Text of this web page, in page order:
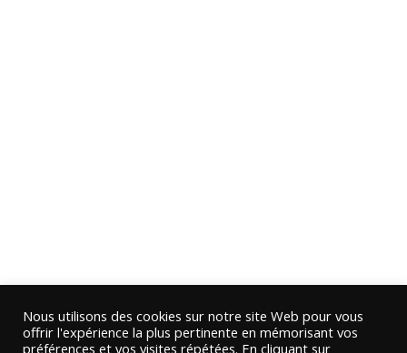
Nous utilisons des cookies sur notre site Web pour vous
offrir l'expérience la plus pertinente en mémorisant vos
préférences et vos visites répétées. En cliquant sur